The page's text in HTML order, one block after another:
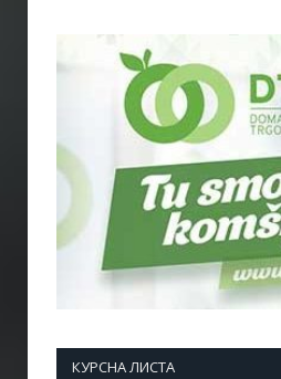
КУРСНА ЛИСТА